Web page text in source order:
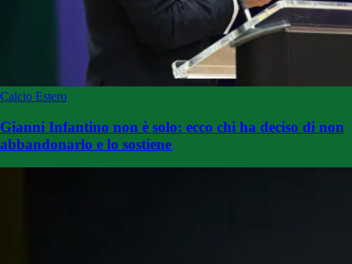
Calcio Estero
Gianni Infantino non è solo: ecco chi ha deciso di non
abbandonarlo e lo sostiene